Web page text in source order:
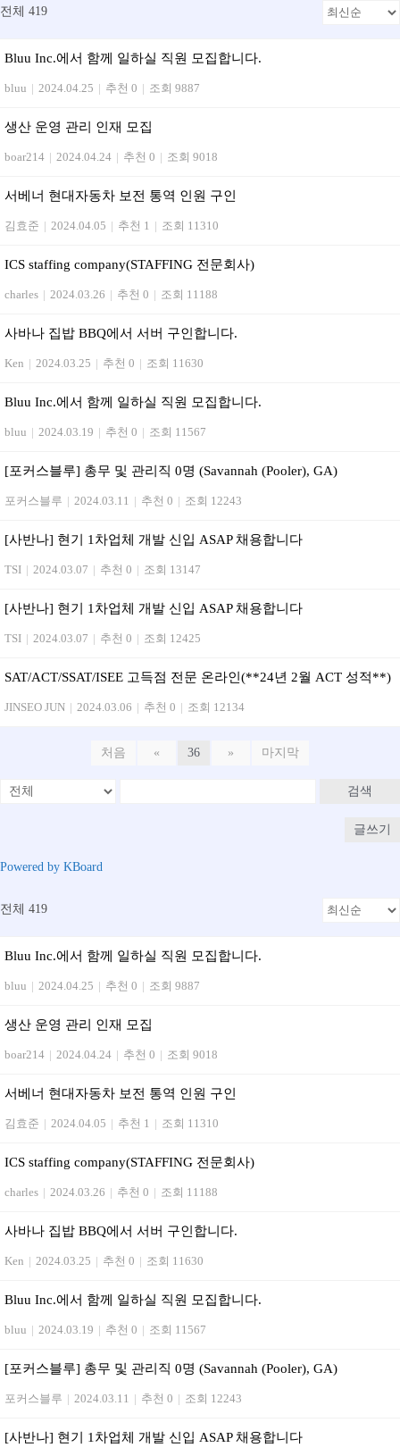
전체 419
Bluu Inc.에서 함께 일하실 직원 모집합니다.
bluu | 2024.04.25 | 추천 0 | 조회 9887
생산 운영 관리 인재 모집
boar214 | 2024.04.24 | 추천 0 | 조회 9018
서베너 현대자동차 보전 통역 인원 구인
김효준 | 2024.04.05 | 추천 1 | 조회 11310
ICS staffing company(STAFFING 전문회사)
charles | 2024.03.26 | 추천 0 | 조회 11188
사바나 집밥 BBQ에서 서버 구인합니다.
Ken | 2024.03.25 | 추천 0 | 조회 11630
Bluu Inc.에서 함께 일하실 직원 모집합니다.
bluu | 2024.03.19 | 추천 0 | 조회 11567
[포커스블루] 총무 및 관리직 0명 (Savannah (Pooler), GA)
포커스블루 | 2024.03.11 | 추천 0 | 조회 12243
[사반나] 현기 1차업체 개발 신입 ASAP 채용합니다
TSI | 2024.03.07 | 추천 0 | 조회 13147
[사반나] 현기 1차업체 개발 신입 ASAP 채용합니다
TSI | 2024.03.07 | 추천 0 | 조회 12425
SAT/ACT/SSAT/ISEE 고득점 전문 온라인(**24년 2월 ACT 성적**)
JINSEO JUN | 2024.03.06 | 추천 0 | 조회 12134
처음 « 36 » 마지막
검색
글쓰기
Powered by KBoard
전체 419
Bluu Inc.에서 함께 일하실 직원 모집합니다.
bluu | 2024.04.25 | 추천 0 | 조회 9887
생산 운영 관리 인재 모집
boar214 | 2024.04.24 | 추천 0 | 조회 9018
서베너 현대자동차 보전 통역 인원 구인
김효준 | 2024.04.05 | 추천 1 | 조회 11310
ICS staffing company(STAFFING 전문회사)
charles | 2024.03.26 | 추천 0 | 조회 11188
사바나 집밥 BBQ에서 서버 구인합니다.
Ken | 2024.03.25 | 추천 0 | 조회 11630
Bluu Inc.에서 함께 일하실 직원 모집합니다.
bluu | 2024.03.19 | 추천 0 | 조회 11567
[포커스블루] 총무 및 관리직 0명 (Savannah (Pooler), GA)
포커스블루 | 2024.03.11 | 추천 0 | 조회 12243
[사반나] 현기 1차업체 개발 신입 ASAP 채용합니다